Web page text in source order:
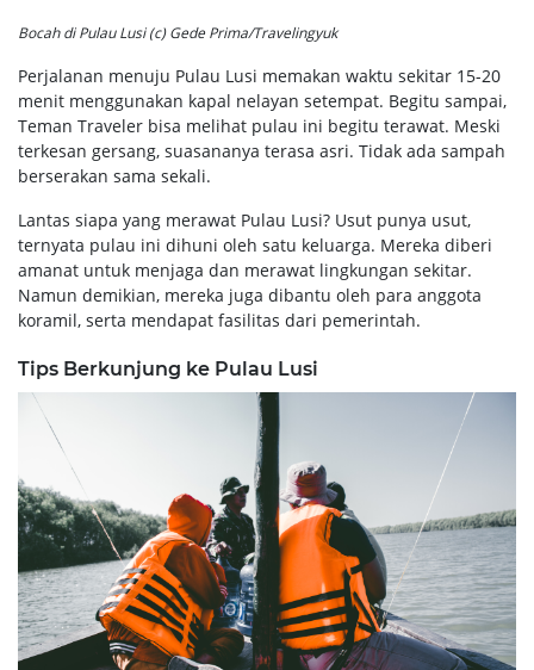
Bocah di Pulau Lusi (c) Gede Prima/Travelingyuk
Perjalanan menuju Pulau Lusi memakan waktu sekitar 15-20
menit menggunakan kapal nelayan setempat. Begitu sampai,
Teman Traveler bisa melihat pulau ini begitu terawat. Meski
terkesan gersang, suasananya terasa asri. Tidak ada sampah
berserakan sama sekali.
Lantas siapa yang merawat Pulau Lusi? Usut punya usut,
ternyata pulau ini dihuni oleh satu keluarga. Mereka diberi
amanat untuk menjaga dan merawat lingkungan sekitar.
Namun demikian, mereka juga dibantu oleh para anggota
koramil, serta mendapat fasilitas dari pemerintah.
Tips Berkunjung ke Pulau Lusi